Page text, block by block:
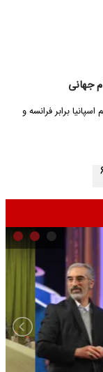
جهانی
برابر فرانسه و